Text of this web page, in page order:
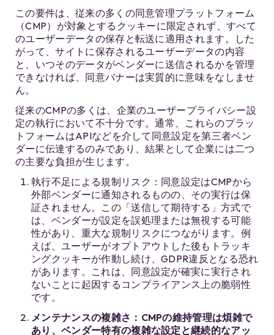
この要件は、従来の多くの同意管理プラットフォーム
（CMP）が対象とするクッキーに限定されず、すべて
のユーザーデータの保存と転送に適用されます。した
がって、サイトに保存されるユーザーデータの内容
と、いつそのデータがベンダーに送信されるかを管理
できなければ、同意バナーは実質的に意味をなしませ
ん。
従来のCMPの多くは、企業のユーザープライバシー設
定の執行において不十分です。通常、これらのプラッ
トフォームはAPIなどを介して同意設定を第三者ベン
ダーに伝達するのみであり、結果として企業には二つ
の主要な負担が生じます。
執行不足による規制リスク：同意設定はCMPから
外部ベンダーに通知されるものの、その実行は保
証されません。この「送信して期待する」方式で
は、ベンダーが設定を誤処理または無視する可能
性があり、重大な規制リスクにつながります。例
えば、ユーザーがオプトアウトした後もトラッキ
ングクッキーが作動し続け、GDPR違反となる恐れ
があります。これは、同意設定が確実に実行され
ないことに起因するコンプライアンス上の脆弱性
です。
メンテナンスの複雑さ：CMPの維持管理は煩雑で
あり、ベンダー特有の複雑な設定と継続的なアッ